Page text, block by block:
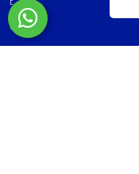
Ürünlerimiz
Foto Galeri